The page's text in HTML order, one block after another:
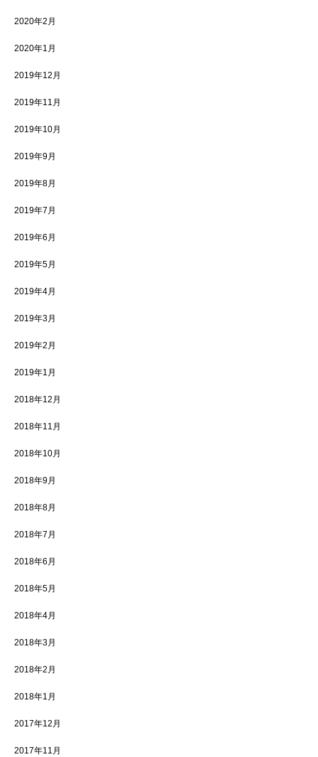
2020年2月
2020年1月
2019年12月
2019年11月
2019年10月
2019年9月
2019年8月
2019年7月
2019年6月
2019年5月
2019年4月
2019年3月
2019年2月
2019年1月
2018年12月
2018年11月
2018年10月
2018年9月
2018年8月
2018年7月
2018年6月
2018年5月
2018年4月
2018年3月
2018年2月
2018年1月
2017年12月
2017年11月